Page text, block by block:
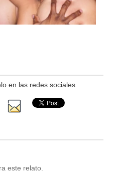
en las redes sociales
este relato.